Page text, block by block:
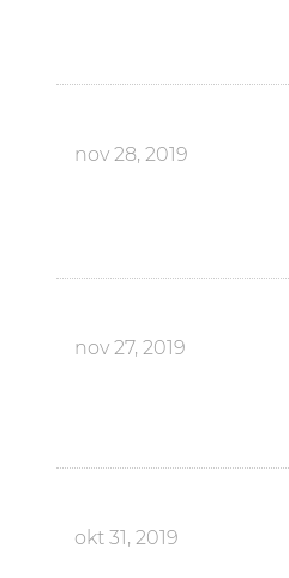
nov 28, 2019
nov 27, 2019
okt 31, 2019